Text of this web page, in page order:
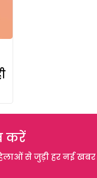
करें
से जुड़ी हर नई खबर